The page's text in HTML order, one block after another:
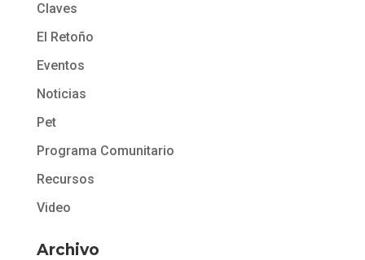
Claves
El Retoño
Eventos
Noticias
Pet
Programa Comunitario
Recursos
Video
Archivo